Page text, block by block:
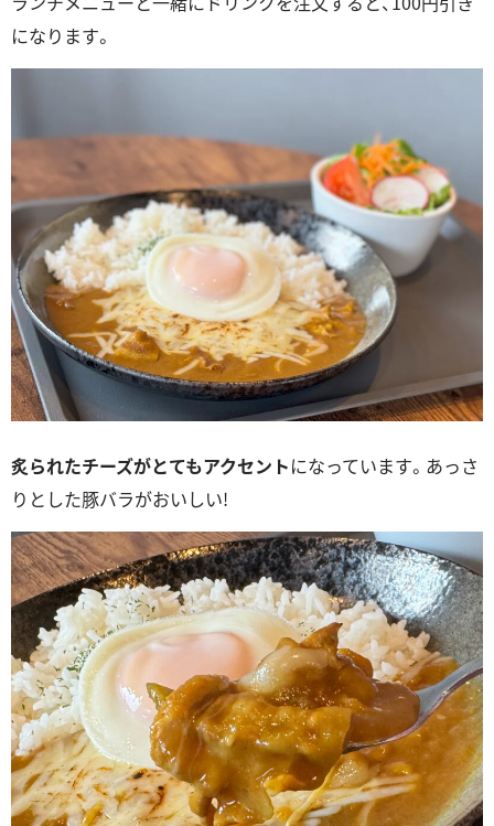
になります。
炙られたチーズがとてもアクセントになっています。あっさ
りとした豚バラがおいしい!